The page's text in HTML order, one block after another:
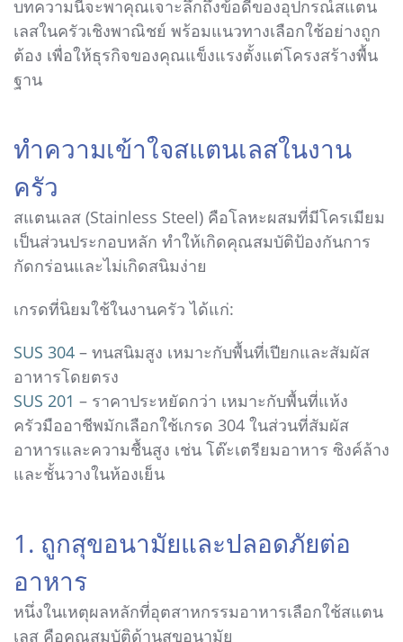
บทความนี้จะพาคุณเจาะลึกถึงข้อดีของอุปกรณ์สแตน
เลสในครัวเชิงพาณิชย์ พร้อมแนวทางเลือกใช้อย่างถูก
ต้อง เพื่อให้ธุรกิจของคุณแข็งแรงตั้งแต่โครงสร้างพื้น
ฐาน
ทำความเข้าใจสแตนเลสในงาน
ครัว
สแตนเลส (Stainless Steel) คือโลหะผสมที่มีโครเมียม
เป็นส่วนประกอบหลัก ทำให้เกิดคุณสมบัติป้องกันการ
กัดกร่อนและไม่เกิดสนิมง่าย
เกรดที่นิยมใช้ในงานครัว ได้แก่:
SUS 304 – ทนสนิมสูง เหมาะกับพื้นที่เปียกและสัมผัส
อาหารโดยตรง
SUS 201 – ราคาประหยัดกว่า เหมาะกับพื้นที่แห้ง
ครัวมืออาชีพมักเลือกใช้เกรด 304 ในส่วนที่สัมผัส
อาหารและความชื้นสูง เช่น โต๊ะเตรียมอาหาร ซิงค์ล้าง
และชั้นวางในห้องเย็น
1. ถูกสุขอนามัยและปลอดภัยต่อ
อาหาร
หนึ่งในเหตุผลหลักที่อุตสาหกรรมอาหารเลือกใช้สแตน
เลส คือคุณสมบัติด้านสุขอนามัย